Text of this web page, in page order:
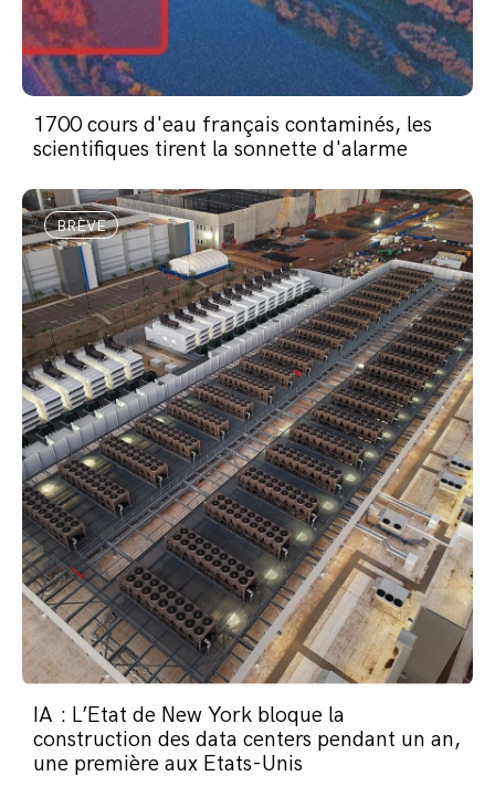
1700 cours d'eau français contaminés, les
scientifiques tirent la sonnette d'alarme
BRÈVE
IA : L’Etat de New York bloque la
construction des data centers pendant un an,
une première aux Etats-Unis